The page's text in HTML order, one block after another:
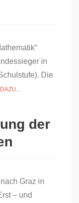
in
Die
der
Graz in
– und